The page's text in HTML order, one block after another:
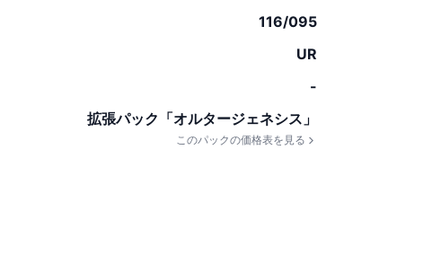
116/095
UR
-
拡張パック「オルタージェネシス」
このパックの価格表を見る